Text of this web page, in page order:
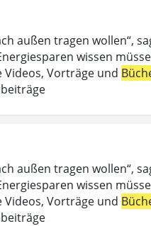
außen tragen wollen“,
wissen
Vorträge und
außen tragen wollen“,
wissen
Vorträge und